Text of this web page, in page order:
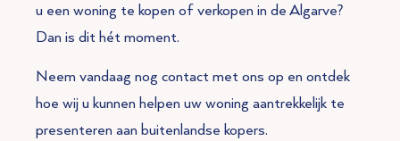
u een woning te kopen of verkopen in de Algarve?
Dan is dit hét moment.
Neem vandaag nog contact met ons op en ontdek
hoe wij u kunnen helpen uw woning aantrekkelijk te
presenteren aan buitenlandse kopers.